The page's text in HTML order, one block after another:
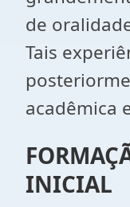
de
Tais
acadêmica
INICIAL